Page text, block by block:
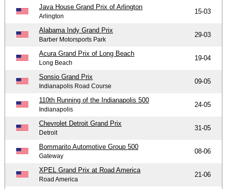
Java House Grand Prix of Arlington
Arlington
15-03
Alabama Indy Grand Prix
Barber Motorsports Park
29-03
Acura Grand Prix of Long Beach
Long Beach
19-04
Sonsio Grand Prix
Indianapolis Road Course
09-05
110th Running of the Indianapolis 500
Indianapolis
24-05
Chevrolet Detroit Grand Prix
Detroit
31-05
Bommarito Automotive Group 500
Gateway
08-06
XPEL Grand Prix at Road America
Road America
21-06